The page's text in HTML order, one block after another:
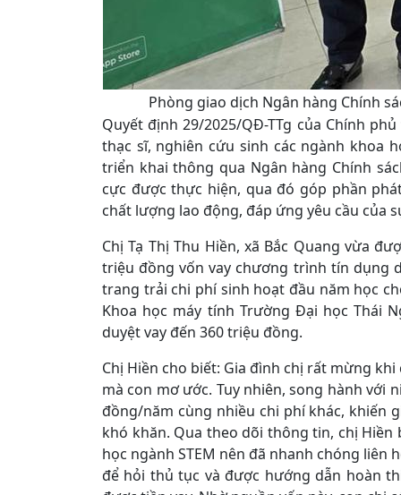
Phòng giao dịch Ngân hàng Chính
Quyết định 29/2025/QĐ-TTg của Chính
thạc sĩ, nghiên cứu sinh các ngành khoa
triển khai thông qua Ngân hàng Chính
cực được thực hiện, qua đó góp phần
chất lượng lao động, đáp ứng yêu cầu của
Chị Tạ Thị Thu Hiền, xã Bắc Quang vừa
triệu đồng vốn vay chương trình tín dụng
trang trải chi phí sinh hoạt đầu năm học
Khoa học máy tính Trường Đại học Thái
duyệt vay đến 360 triệu đồng.
Chị Hiền cho biết: Gia đình chị rất mừng
mà con mơ ước. Tuy nhiên, song hành với
đồng/năm cùng nhiều chi phí khác, khiến
khó khăn. Qua theo dõi thông tin, chị
học ngành STEM nên đã nhanh chóng
để hỏi thủ tục và được hướng dẫn hoàn